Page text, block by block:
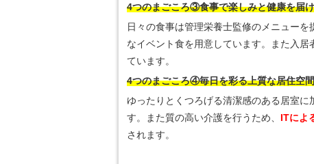
4つのまごころ③食事で楽しみと健康を届
日々の食事は管理栄養士監修のメニュー
なイベント食を用意しています。また入
ています。
4つのまごころ④毎日を彩る上質な居住空間
ゆったりとくつろげる清潔感のある居室
す。また質の高い介護を行うため、 ITによ
されます。